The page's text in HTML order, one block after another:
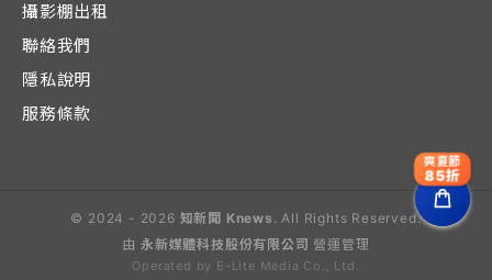
攝影棚出租
聯絡我們
隱私說明
服務條款
© 2024 - 2026 知新聞 Knews . All Rights Reserved.
由 永新媒體科技股份有限公司 營運管理
Operated by E-Lite Media Co., Ltd.
爽夏節
85折